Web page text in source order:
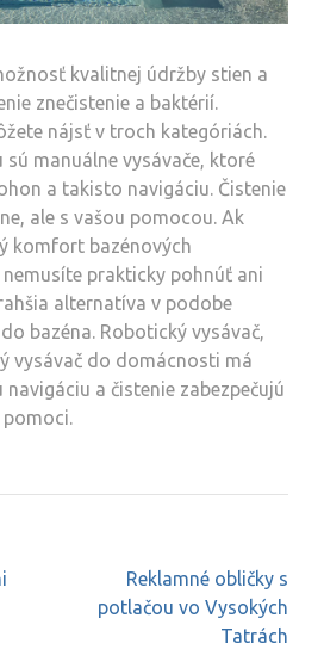
kvalitnej údržby stien a
znečistenie a baktérií.
nájsť v troch kategóriách.
manuálne vysávače, ktoré
a takisto navigáciu. Čistenie
ale s vašou pomocou. Ak
komfort bazénových
prakticky pohnúť ani
alternatíva v podobe
bazéna. Robotický vysávač,
vysávač do domácnosti má
a čistenie zabezpečujú
pomoci.
Reklamné obličky s
potlačou vo Vysokých
Tatrách